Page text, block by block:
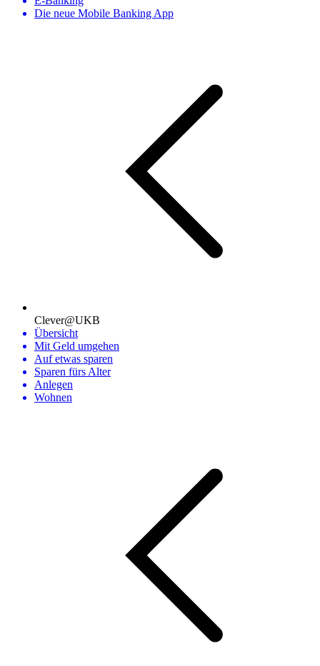
Die neue Mobile Banking App
Clever@UKB
Übersicht
Mit Geld umgehen
Auf etwas sparen
Sparen fürs Alter
Anlegen
Wohnen